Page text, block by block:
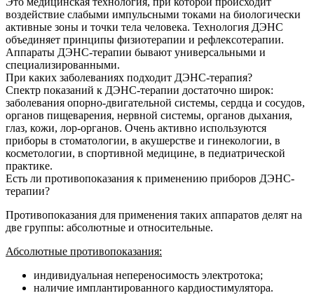
воздействие слабыми импульсными токами на биологически
активные зоны и точки тела человека. Технология ДЭНС
объединяет принципы физиотерапии и рефлексотерапии.
Аппараты ДЭНС-терапии бывают универсальными и
специализированными.
При каких заболеваниях подходит ДЭНС-терапия?
Спектр показаний к ДЭНС-терапии достаточно широк:
заболевания опорно-двигательной системы, сердца и сосудов,
органов пищеварения, нервной системы, органов дыхания,
глаз, кожи, лор-органов. Очень активно используются
приборы в стоматологии, в акушерстве и гинекологии, в
косметологии, в спортивной медицине, в педиатрической
практике.
Есть ли противопоказания к применению приборов ДЭНС-
терапии?
Противопоказания для применения таких аппаратов делят на
две группы: абсолютные и относительные.
Абсолютные противопоказания:
индивидуальная непереносимость электротока;
наличие имплантированного кардиостимулятора.